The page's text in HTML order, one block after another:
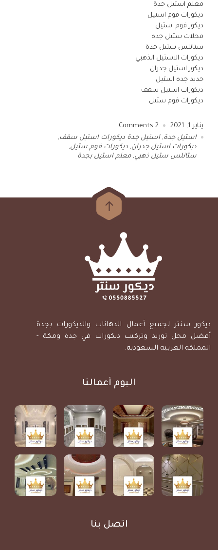
معلم استيل جدة
ديكورات فوم استيل
ديكور فوم استيل
محلات ستيل جده
ستانلس ستيل جدة
ديكورات الاستيل الذهبي
ديكور استيل جدران
حديد جده استيل
ديكورات استيل سقف
ديكورات فوم ستيل
يناير 1, 2021 2
استيل جدة,استيل جدة ديكورات استيل سقف ,
ديكورات استيل جدران, ديكورات فوم ستيل,
ستانلس ستيل ذهبي,معلم استيل بجدة
ديكور سنتر لجميع أعمال الدهانات والديكورات بجدة
أفضل محل توريد وتركيب ديكورات في جدة ومكة -
المملكة العربية السعودية.
البوم أعمالنا
اتصل بنا